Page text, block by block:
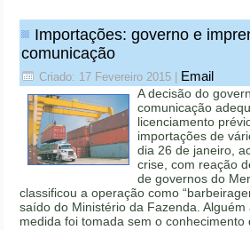
Importações: governo e
comunicação
Criado: 17 Fevereiro 2015 Email
A decisão do
comunicação
licenciamento
importações de
dia 26 de janeiro,
crise, com reação
de governos do
classificou a operação como
saído do Ministério da Fazenda. Alguém
medida foi tomada sem o conhecimento